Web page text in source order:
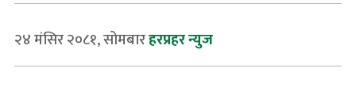
२४ मंसिर २०८१, सोमबारहरप्रहर न्युज